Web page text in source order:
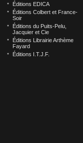
Éditions EDICA
Éditions Colbert et France-
Soir
Éditions du Puits-Pelu,
Jacquier et Cie
Éditions Librairie Arthème
Fayard
Éditions I.T.J.F.